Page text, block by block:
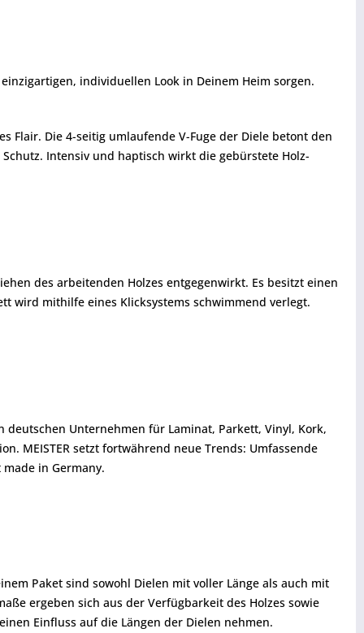
individuellen Look in Deinem Heim sorgen.
Die 4-seitig umlaufende V-Fuge der Diele betont den
Intensiv und haptisch wirkt die gebürstete Holz-
des arbeitenden Holzes entgegenwirkt. Es besitzt einen
wird mithilfe eines Klicksystems schwimmend verlegt.
deutschen Unternehmen für Laminat, Parkett, Vinyl, Kork,
MEISTER setzt fortwährend neue Trends: Umfassende
in Germany.
Paket sind sowohl Dielen mit voller Länge als auch mit
ergeben sich aus der Verfügbarkeit des Holzes sowie
Einfluss auf die Längen der Dielen nehmen.